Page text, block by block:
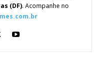
(DF). Acompanhe no